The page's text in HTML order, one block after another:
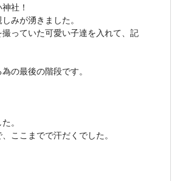
社！
みが湧きました。
っていた可愛い子達を入れて、記
の最後の階段です。
。
ここまでで汗だくでした。